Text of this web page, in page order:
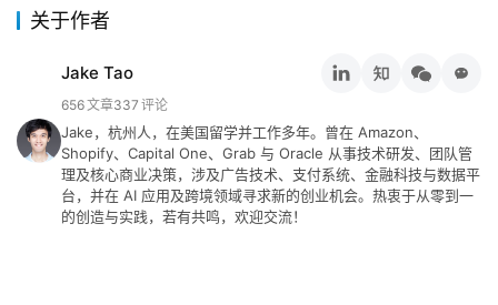
荐
&
关
关于作者
Jake Tao
656文章337 评论
Jake，杭州人，在美国留学并工作多年。曾在 Amazon、
Shopify、Capital One、Grab 与 Oracle 从事技术研发、团队管
理及核心商业决策，涉及广告技术、支付系统、金融科技与数据平
台，并在 AI 应用及跨境领域寻求新的创业机会。热衷于从零到一
的创造与实践，若有共鸣，欢迎交流！